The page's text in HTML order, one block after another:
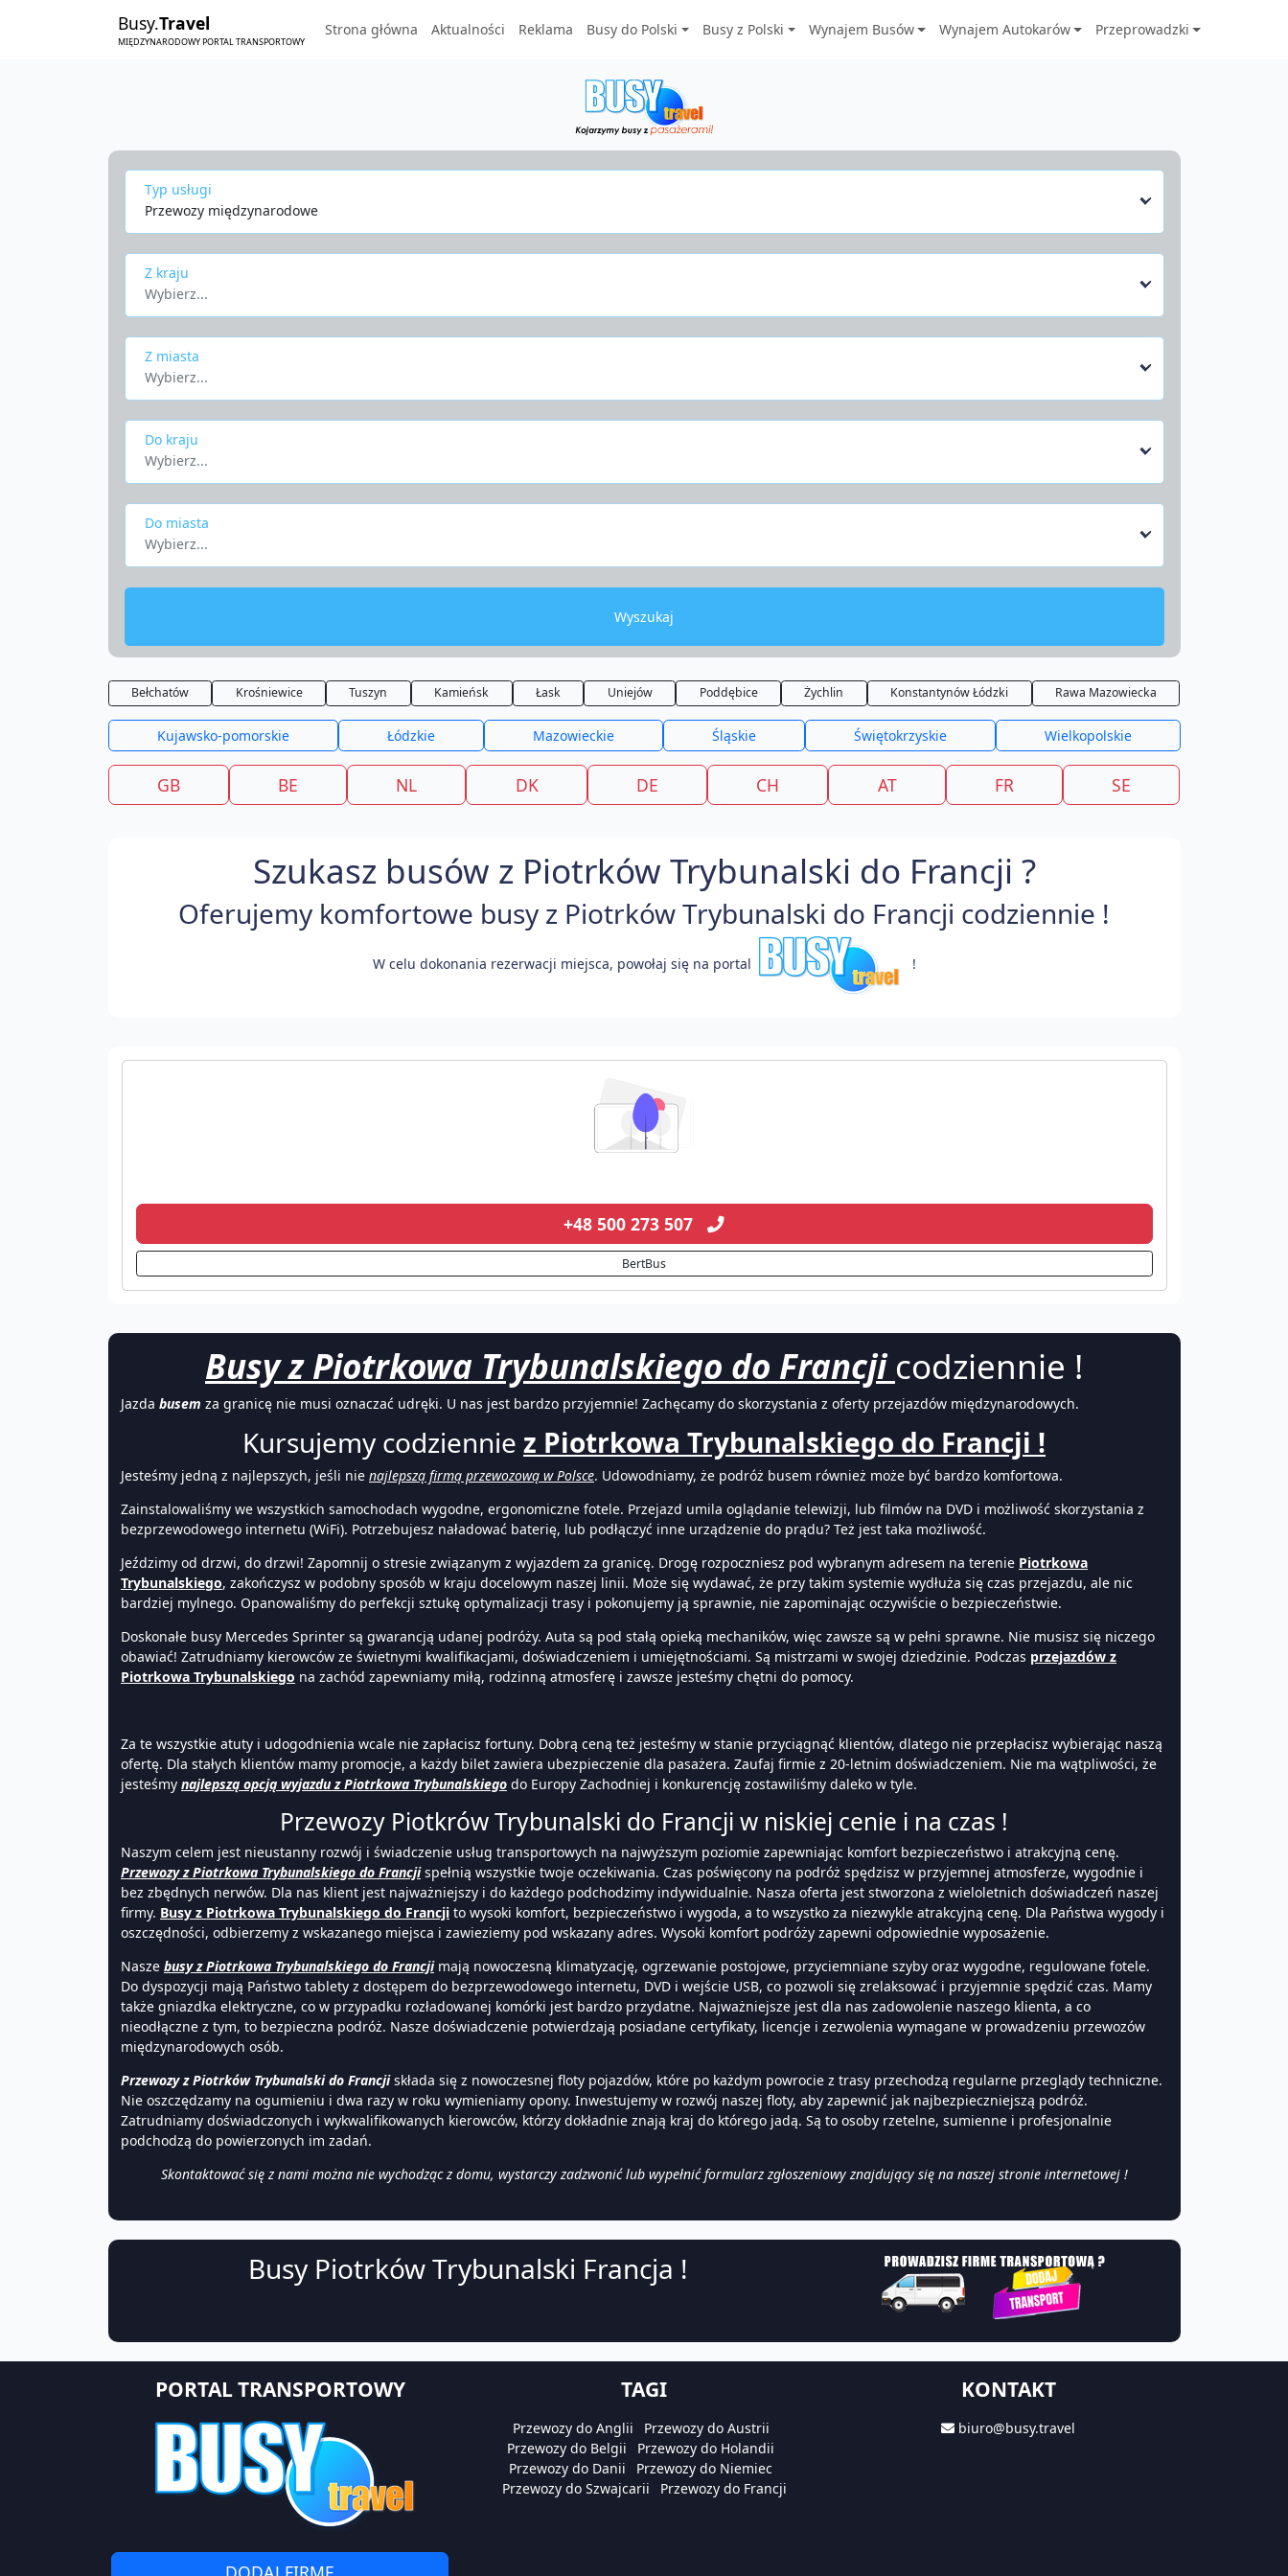
Busy.Travel
MIĘDZYNARODOWY PORTAL TRANSPORTOWY
Strona główna Aktualności Reklama Busy do Polski Busy z Polski Wynajem Busów Wynajem Autokarów Przeprowadzki
Typ usługi
Przewozy międzynarodowe
Z kraju
Wybierz...
Z miasta
Wybierz...
Do kraju
Wybierz...
Do miasta
Wybierz...
Wyszukaj
Bełchatów Krośniewice Tuszyn Kamieńsk Łask Uniejów Poddębice Żychlin Konstantynów Łódzki Rawa Mazowiecka
Kujawsko-pomorskie Łódzkie Mazowieckie Śląskie Świętokrzyskie Wielkopolskie
GB BE NL DK DE CH AT FR SE
Szukasz busów z Piotrków Trybunalski do Francji ?
Oferujemy komfortowe busy z Piotrków Trybunalski do Francji codziennie !
W celu dokonania rezerwacji miejsca, powołaj się na portal !
+48 500 273 507
BertBus
Busy z Piotrkowa Trybunalskiego do Francji codziennie !
Jazda busem za granicę nie musi oznaczać udręki. U nas jest bardzo przyjemnie! Zachęcamy do skorzystania z oferty przejazdów międzynarodowych.
Kursujemy codziennie z Piotrkowa Trybunalskiego do Francji !
Jesteśmy jedną z najlepszych, jeśli nie najlepszą firmą przewozową w Polsce. Udowodniamy, że podróż busem również może być bardzo komfortowa.
Zainstalowaliśmy we wszystkich samochodach wygodne, ergonomiczne fotele. Przejazd umila oglądanie telewizji, lub filmów na DVD i możliwość skorzystania z
bezprzewodowego internetu (WiFi). Potrzebujesz naładować baterię, lub podłączyć inne urządzenie do prądu? Też jest taka możliwość.
Jeździmy od drzwi, do drzwi! Zapomnij o stresie związanym z wyjazdem za granicę. Drogę rozpoczniesz pod wybranym adresem na terenie Piotrkowa
Trybunalskiego, zakończysz w podobny sposób w kraju docelowym naszej linii. Może się wydawać, że przy takim systemie wydłuża się czas przejazdu, ale nic
bardziej mylnego. Opanowaliśmy do perfekcji sztukę optymalizacji trasy i pokonujemy ją sprawnie, nie zapominając oczywiście o bezpieczeństwie.
Doskonałe busy Mercedes Sprinter są gwarancją udanej podróży. Auta są pod stałą opieką mechaników, więc zawsze są w pełni sprawne. Nie musisz się niczego
obawiać! Zatrudniamy kierowców ze świetnymi kwalifikacjami, doświadczeniem i umiejętnościami. Są mistrzami w swojej dziedzinie. Podczas przejazdów z
Piotrkowa Trybunalskiego na zachód zapewniamy miłą, rodzinną atmosferę i zawsze jesteśmy chętni do pomocy.
Za te wszystkie atuty i udogodnienia wcale nie zapłacisz fortuny. Dobrą ceną też jesteśmy w stanie przyciągnąć klientów, dlatego nie przepłacisz wybierając naszą
ofertę. Dla stałych klientów mamy promocje, a każdy bilet zawiera ubezpieczenie dla pasażera. Zaufaj firmie z 20-letnim doświadczeniem. Nie ma wątpliwości, że
jesteśmy najlepszą opcją wyjazdu z Piotrkowa Trybunalskiego do Europy Zachodniej i konkurencję zostawiliśmy daleko w tyle.
Przewozy Piotkrów Trybunalski do Francji w niskiej cenie i na czas !
Naszym celem jest nieustanny rozwój i świadczenie usług transportowych na najwyższym poziomie zapewniając komfort bezpieczeństwo i atrakcyjną cenę.
Przewozy z Piotrkowa Trybunalskiego do Francjispełnią wszystkie twoje oczekiwania. Czas poświęcony na podróż spędzisz w przyjemnej atmosferze, wygodnie i
bez zbędnych nerwów. Dla nas klient jest najważniejszy i do każdego podchodzimy indywidualnie. Nasza oferta jest stworzona z wieloletnich doświadczeń naszej
firmy. Busy z Piotrkowa Trybunalskiego do Francji to wysoki komfort, bezpieczeństwo i wygoda, a to wszystko za niezwykle atrakcyjną cenę. Dla Państwa wygody i
oszczędności, odbierzemy z wskazanego miejsca i zawieziemy pod wskazany adres. Wysoki komfort podróży zapewni odpowiednie wyposażenie.
Nasze busy z Piotrkowa Trybunalskiego do Francjimają nowoczesną klimatyzację, ogrzewanie postojowe, przyciemniane szyby oraz wygodne, regulowane fotele.
Do dyspozycji mają Państwo tablety z dostępem do bezprzewodowego internetu, DVD i wejście USB, co pozwoli się zrelaksować i przyjemnie spędzić czas. Mamy
także gniazdka elektryczne, co w przypadku rozładowanej komórki jest bardzo przydatne. Najważniejsze jest dla nas zadowolenie naszego klienta, a co
nieodłączne z tym, to bezpieczna podróż. Nasze doświadczenie potwierdzają posiadane certyfikaty, licencje i zezwolenia wymagane w prowadzeniu przewozów
międzynarodowych osób.
Przewozy z Piotrków Trybunalski do Francjiskłada się z nowoczesnej floty pojazdów, które po każdym powrocie z trasy przechodzą regularne przeglądy techniczne.
Nie oszczędzamy na ogumieniu i dwa razy w roku wymieniamy opony. Inwestujemy w rozwój naszej floty, aby zapewnić jak najbezpieczniejszą podróż.
Zatrudniamy doświadczonych i wykwalifikowanych kierowców, którzy dokładnie znają kraj do którego jadą. Są to osoby rzetelne, sumienne i profesjonalnie
podchodzą do powierzonych im zadań.
Skontaktować się z nami można nie wychodząc z domu, wystarczy zadzwonić lub wypełnić formularz zgłoszeniowy znajdujący się na naszej stronie internetowej !
Busy Piotrków Trybunalski Francja !
PORTAL TRANSPORTOWY TAGI
Przewozy do Anglii
Przewozy do Austrii
Przewozy do Belgii
Przewozy do Holandii
Przewozy do Danii
Przewozy do Niemiec
Przewozy do Szwajcarii
Przewozy do Francji
KONTAKT
biuro@busy.travel